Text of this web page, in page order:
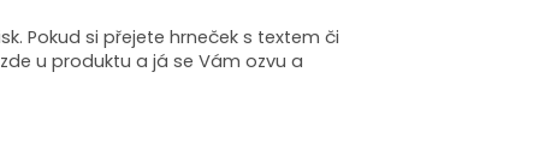
Pokud si přejete hrneček s textem či
u produktu a já se Vám ozvu a